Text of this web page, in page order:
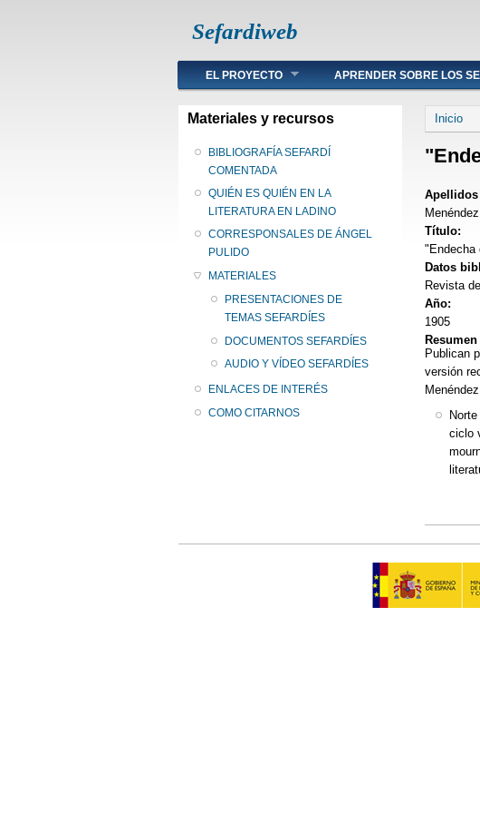
Sefardiweb
Main menu
EL PROYECTO APRENDER SOBRE LOS
Materiales y recursos
BIBLIOGRAFÍA SEFARDÍ
COMENTADA
QUIÉN ES QUIÉN EN LA
LITERATURA EN LADINO
CORRESPONSALES DE ÁNGEL
PULIDO
MATERIALES
PRESENTACIONES DE
TEMAS SEFARDÍES
DOCUMENTOS SEFARDÍES
AUDIO Y VÍDEO SEFARDÍES
ENLACES DE INTERÉS
COMO CITARNOS
Se
Inicio
Apellidos
Título:
"Endecha
Datos
Revista
Año:
1905
Publican
versión
ciclo